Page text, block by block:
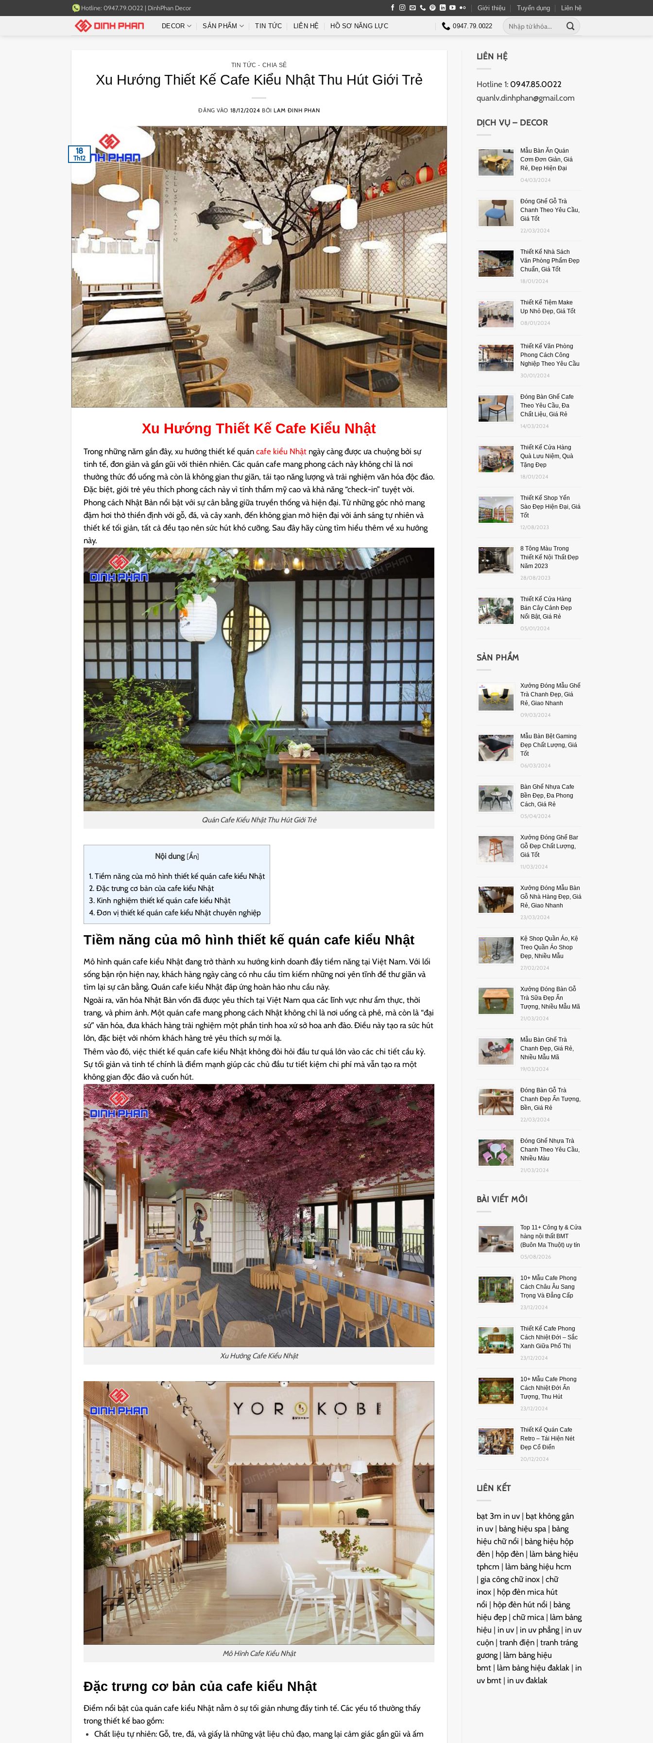
qua
Hotline: 0947.79.0022 | DinhPhan Decor Giới thiệu Tuyển dụng Liên hệ
DECOR SẢN PHẨM TIN TỨC LIÊN HỆ HỒ SƠ NĂNG LỰC 0947.79.0022
TIN TỨC - CHIA SẺ
Xu Hướng Thiết Kế Cafe Kiểu Nhật Thu Hút Giới Trẻ
ĐĂNG VÀO 18/12/2024 BỞI LAM ĐINH PHAN
18
Th12
Xu Hướng Thiết Kế Cafe Kiểu Nhật
Trong những năm gần đây, xu hướng thiết kế quáncafe kiểu Nhật ngày càng được ưa chuộng bởi sự
tinh tế, đơn giản và gần gũi với thiên nhiên. Các quán cafe mang phong cách này không chỉ là nơi
thưởng thức đồ uống mà còn là không gian thư giãn, tái tạo năng lượng và trải nghiệm văn hóa độc đáo.
Đặc biệt, giới trẻ yêu thích phong cách này vì tính thẩm mỹ cao và khả năng “check-in” tuyệt vời.
Phong cách Nhật Bản nổi bật với sự cân bằng giữa truyền thống và hiện đại. Từ những góc nhỏ mang
đậm hơi thở thiền định với gỗ, đá, và cây xanh, đến không gian mở hiện đại với ánh sáng tự nhiên và
thiết kế tối giản, tất cả đều tạo nên sức hút khó cưỡng. Sau đây hãy cùng tìm hiểu thêm về xu hướng
này.
Quán Cafe Kiểu Nhật Thu Hút Giới Trẻ
Nội dung [Ẩn]
1. Tiềm năng của mô hình thiết kế quán cafe kiểu Nhật
2. Đặc trưng cơ bản của cafe kiểu Nhật
3. Kinh nghiệm thiết kế quán cafe kiểu Nhật
4. Đơn vị thiết kế quán cafe kiểu Nhật chuyên nghiệp
Tiềm năng của mô hình thiết kế quán cafe kiểu Nhật
Mô hình quán cafe kiểu Nhật đang trở thành xu hướng kinh doanh đầy tiềm năng tại Việt Nam. Với lối
sống bận rộn hiện nay, khách hàng ngày càng có nhu cầu tìm kiếm những nơi yên tĩnh để thư giãn và
tìm lại sự cân bằng. Quán cafe kiểu Nhật đáp ứng hoàn hảo nhu cầu này.
Ngoài ra, văn hóa Nhật Bản vốn đã được yêu thích tại Việt Nam qua các lĩnh vực như ẩm thực, thời
trang, và phim ảnh. Một quán cafe mang phong cách Nhật không chỉ là nơi uống cà phê, mà còn là “đại
sứ” văn hóa, đưa khách hàng trải nghiệm một phần tinh hoa xứ sở hoa anh đào. Điều này tạo ra sức hút
lớn, đặc biệt với nhóm khách hàng trẻ yêu thích sự mới lạ.
Thêm vào đó, việc thiết kế quán cafe kiểu Nhật không đòi hỏi đầu tư quá lớn vào các chi tiết cầu kỳ.
Sự tối giản và tinh tế chính là điểm mạnh giúp các chủ đầu tư tiết kiệm chi phí mà vẫn tạo ra một
không gian độc đáo và cuốn hút.
Xu Hướng Cafe Kiểu Nhật
Mô Hình Cafe Kiểu Nhật
Đặc trưng cơ bản của cafe kiểu Nhật
Điểm nổi bật của quán cafe kiểu Nhật nằm ở sự tối giản nhưng đầy tinh tế. Các yếu tố thường thấy
trong thiết kế bao gồm:
Chất liệu tự nhiên: Gỗ, tre, đá, và giấy là những vật liệu chủ đạo, mang lại cảm giác gần gũi và ấm
LIÊN HỆ
Hotline 1: 0947.85.0022
quanlv.dinhphan@gmail.com
DỊCH VỤ – DECOR
Mẫu Bàn Ăn Quán
Cơm Đơn Giản, Giá
Rẻ, Đẹp Hiện Đại
04/03/2024
Đóng Ghế Gỗ Trà
Chanh Theo Yêu Cầu,
Giá Tốt
22/03/2024
Thiết Kế Nhà Sách
Văn Phòng Phẩm Đẹp
Chuẩn, Giá Tốt
18/01/2024
Thiết Kế Tiệm Make
Up Nhỏ Đẹp, Giá Tốt
08/01/2024
Thiết Kế Văn Phòng
Phong Cách Công
Nghiệp Theo Yêu Cầu
30/01/2024
Đóng Bàn Ghế Cafe
Theo Yêu Cầu, Đa
Chất Liệu, Giá Rẻ
14/03/2024
Thiết Kế Cửa Hàng
Quà Lưu Niệm, Quà
Tặng Đẹp
18/01/2024
Thiết Kế Shop Yến
Sào Đẹp Hiện Đại, Giá
Tốt
12/08/2023
8 Tông Màu Trong
Thiết Kế Nội Thất Đẹp
Năm 2023
28/08/2023
Thiết Kế Cửa Hàng
Bán Cây Cảnh Đẹp
Nổi Bật, Giá Rẻ
05/01/2024
SẢN PHẨM
Xưởng Đóng Mẫu Ghế
Trà Chanh Đẹp, Giá
Rẻ, Giao Nhanh
09/03/2024
Mẫu Bàn Bệt Gaming
Đẹp Chất Lượng, Giá
Tốt
06/03/2024
Bàn Ghế Nhựa Cafe
Bền Đẹp, Đa Phong
Cách, Giá Rẻ
05/04/2024
Xưởng Đóng Ghế Bar
Gỗ Đẹp Chất Lượng,
Giá Tốt
11/03/2024
Xưởng Đóng Mẫu Bàn
Gỗ Nhà Hàng Đẹp, Giá
Rẻ, Giao Nhanh
23/03/2024
Kệ Shop Quần Áo, Kệ
Treo Quần Áo Shop
Đẹp, Nhiều Mẫu
27/02/2024
Xưởng Đóng Bàn Gỗ
Trà Sữa Đẹp Ấn
Tượng, Nhiều Mẫu Mã
21/03/2024
Mẫu Bàn Ghế Trà
Chanh Đẹp, Giá Rẻ,
Nhiều Mẫu Mã
19/03/2024
Đóng Bàn Gỗ Trà
Chanh Đẹp Ấn Tượng,
Bền, Giá Rẻ
22/03/2024
Đóng Ghế Nhựa Trà
Chanh Theo Yêu Cầu,
Nhiều Màu
21/03/2024
BÀI VIẾT MỚI
Top 11+ Công ty & Cửa
hàng nội thất BMT
(Buôn Ma Thuột) uy tín
05/08/2026
10+ Mẫu Cafe Phong
Cách Châu Âu Sang
Trọng Và Đẳng Cấp
23/12/2024
Thiết Kế Cafe Phong
Cách Nhiệt Đới – Sắc
Xanh Giữa Phố Thị
23/12/2024
10+ Mẫu Cafe Phong
Cách Nhiệt Đới Ấn
Tượng, Thu Hút
23/12/2024
Thiết Kế Quán Cafe
Retro – Tái Hiện Nét
Đẹp Cổ Điển
20/12/2024
LIÊN KẾT
bạt 3m in uv| bạt không gân
in uv| bảng hiệu spa| bảng
hiệu chữ nổi | bảng hiệu hộp
đèn| hộp đèn| làm bảng hiệu
tphcm | làm bảng hiệu hcm
| gia công chữ inox| chữ
inox| hộp đèn mica hút
nổi | hộp đèn hút nổi | bảng
hiệu đẹp| chữ mica| làm bảng
hiệu | in uv| in uv phẳng| in uv
cuộn| tranh điện| tranh tráng
gương| làm bảng hiệu
bmt| làm bảng hiệu đaklak | in
uv bmt| in uv đaklak